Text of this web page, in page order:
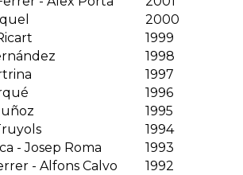
2000
1999
1998
1997
1996
1995
1994
- Josep Roma
1993
- Alfons Calvo
1992